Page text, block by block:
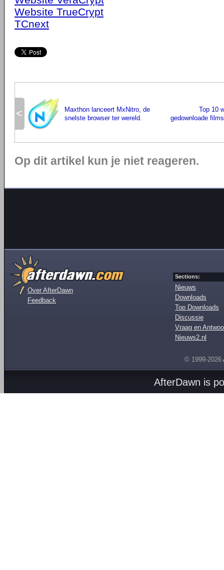
Website TrueCrypt
TCnext
<
Maxthon lanceert MxNitro, de
snelste browser ter wereld.
Top 10
gedownloade
Op dit artikel kun je niet reageren.
Over AfterDawn
Feedback
Sections:
Nieuws
Downloads
Top Downloads
Discussie
Vraag en
Nieuws2.nl
© 1999-2026
AfterDawn is